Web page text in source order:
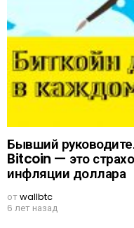
Бывший
Bitcoin — это
инфляции доллара
отwallbtc
6 лет назад